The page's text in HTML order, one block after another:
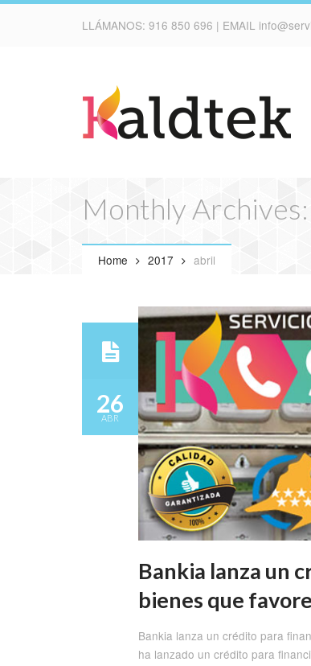
LLÁMANOS: 916 850 696 | EMAIL
Monthly
Home 2017 abril
26
ABR
Bankia lanza un
bienes que
Bankia lanza un crédito para
ha lanzado un crédito para